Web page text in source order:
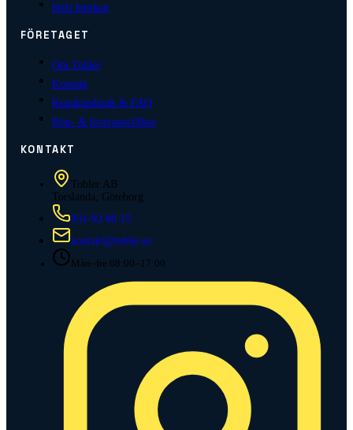
Hela butiken
FÖRETAGET
Om Tobler
Kontakt
Kunskapsbank & FAQ
Köp- & leveransvillkor
KONTAKT
Tobler AB
Torslanda, Göteborg
031-92 80 15
kontakt@tobler.se
Mån–fre 08:00–17:00